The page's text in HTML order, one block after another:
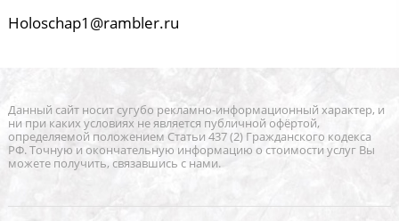
Holoschap1@rambler.ru
Данный сайт носит сугубо рекламно-информационный характер, и
ни при каких условиях не является публичной офёртой,
определяемой положением Статьи 437 (2) Гражданского кодекса
РФ. Точную и окончательную информацию о стоимости услуг Вы
можете получить, связавшись с нами.